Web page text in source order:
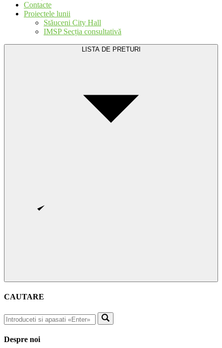
Contacte
Proiectele lunii
Stăuceni City Hall
IMSP Secția consultativă
LISTA DE PRETURI
CAUTARE
Despre noi